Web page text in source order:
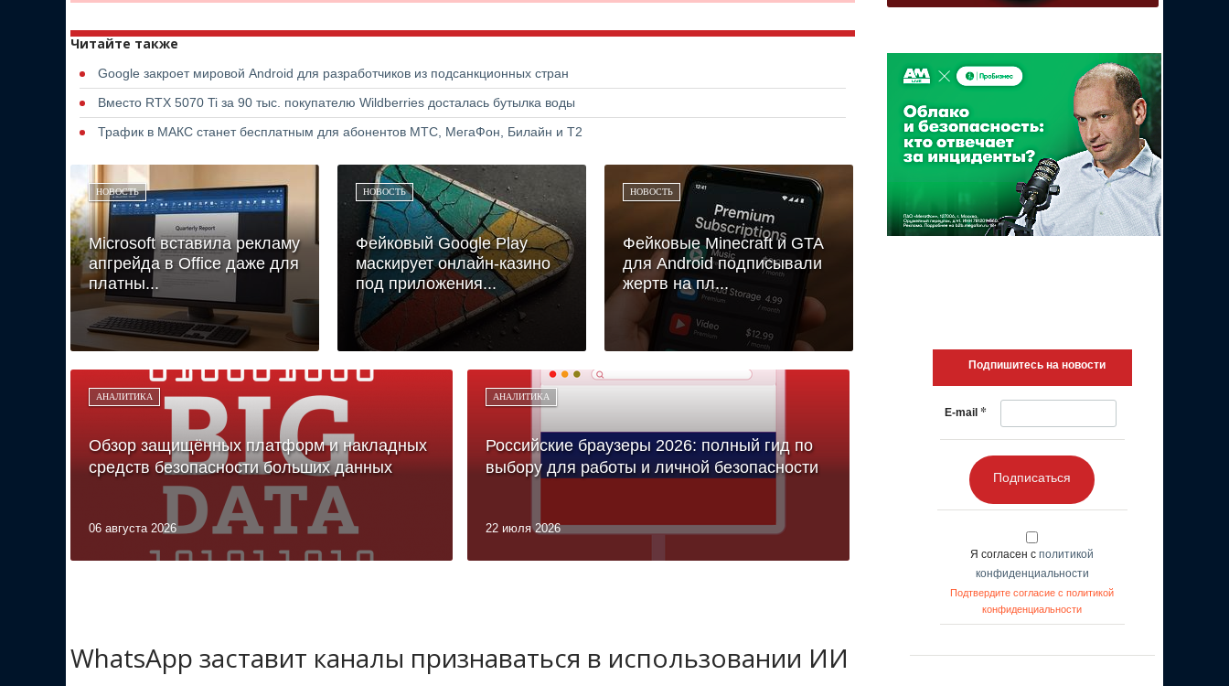
Читайте также
Google закроет мировой Android для разработчиков из подсанкционных стран
Вместо RTX 5070 Ti за 90 тыс. покупателю Wildberries досталась бутылка воды
Трафик в МАКС станет бесплатным для абонентов МТС, МегаФон, Билайн и Т2
НОВОСТЬ
Microsoft вставила рекламу
апгрейда в Office даже для
платны...
НОВОСТЬ
Фейковый Google Play
маскирует онлайн-казино
под приложения...
НОВОСТЬ
Фейковые Minecraft и GTA
для Android подписывали
жертв на пл...
АНАЛИТИКА
Обзор защищённых платформ и накладных
средств безопасности больших данных
06 августа 2026
АНАЛИТИКА
Российские браузеры 2026: полный гид по
выбору для работы и личной безопасности
22 июля 2026
WhatsApp заставит каналы признаваться в использовании ИИ
Подпишитесь на новости
E-mail *
Подписаться
Я согласен с политикой
конфиденциальности
Подтвердите согласие с политикой
конфиденциальности